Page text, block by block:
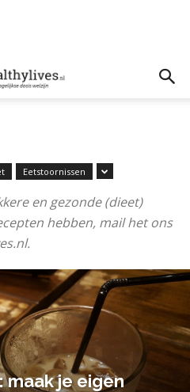
Eetstoornissen
en gezonde (dieet)
hebben, mail het ons
maak je eigen